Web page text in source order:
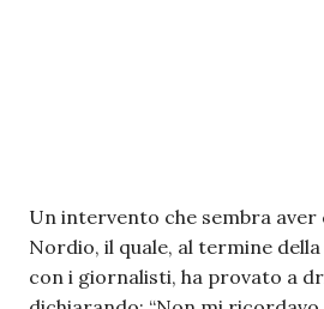
Un intervento che sembra
Nordio, il quale, al termine
con i giornalisti, ha provato a